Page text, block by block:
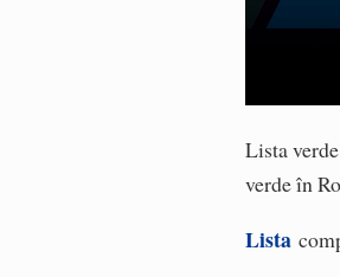
Lista
verde în
Lista